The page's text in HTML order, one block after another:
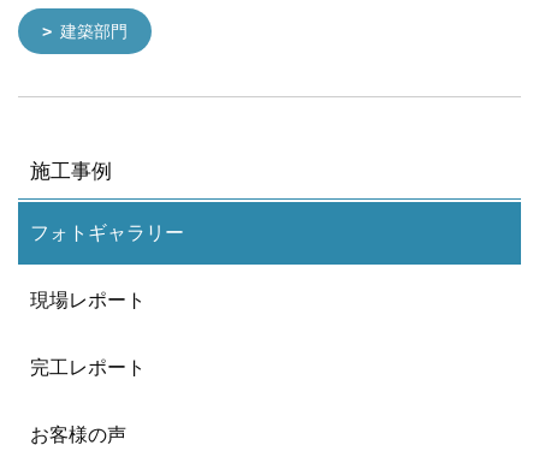
建築部門
施工事例
フォトギャラリー
現場レポート
完工レポート
お客様の声